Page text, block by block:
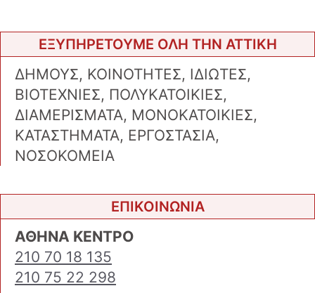
ΕΞΥΠΗΡΕΤΟΥΜΕ ΟΛΗ ΤΗΝ ΑΤΤΙΚΗ
ΔΗΜΟΥΣ, ΚΟΙΝΟΤΗΤΕΣ, ΙΔΙΩΤΕΣ,
ΒΙΟΤΕΧΝΙΕΣ, ΠΟΛΥΚΑΤΟΙΚΙΕΣ,
ΔΙΑΜΕΡΙΣΜΑΤΑ, ΜΟΝΟΚΑΤΟΙΚΙΕΣ,
ΚΑΤΑΣΤΗΜΑΤΑ, ΕΡΓΟΣΤΑΣΙΑ,
ΝΟΣΟΚΟΜΕΙΑ
ΕΠΙΚΟΙΝΩΝΙΑ
ΑΘΗΝΑ ΚΕΝΤΡΟ
210 70 18 135
210 75 22 298